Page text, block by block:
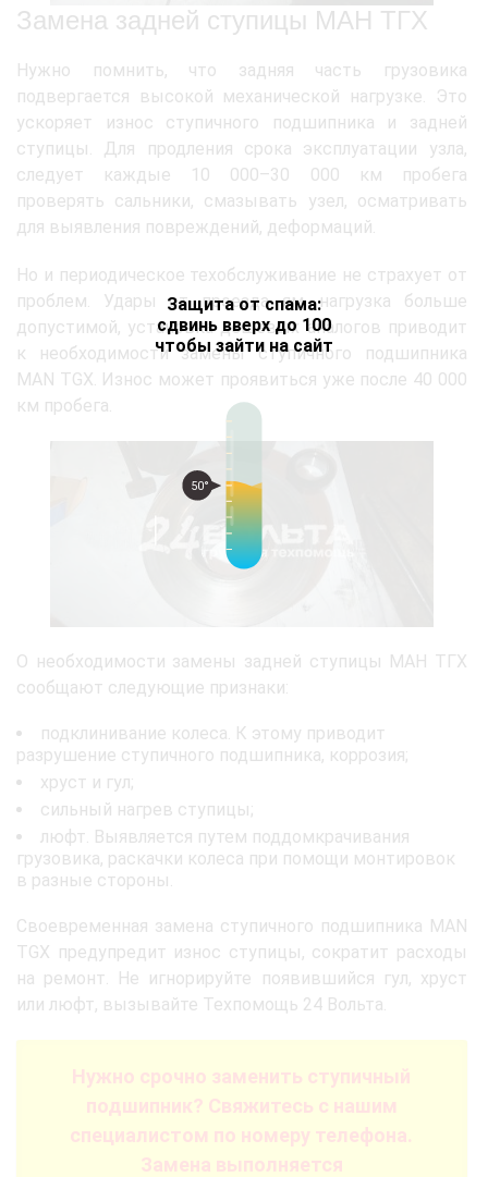
Защита от спама:
сдвинь вверх до 100
чтобы зайти на сайт
50°
Замена задней ступицы МАН ТГХ
Нужно помнить, что задняя часть грузовика
подвергается высокой механической нагрузке. Это
ускоряет износ ступичного подшипника и задней
ступицы. Для продления срока эксплуатации узла,
следует каждые 10 000–30 000 км пробега
проверять сальники, смазывать узел, осматривать
для выявления повреждений, деформаций.
Но и периодическое техобслуживание не страхует от
проблем. Удары от проезда ям, нагрузка больше
допустимой, установка дешевых аналогов приводит
к необходимости замены ступичного подшипника
MAN TGX. Износ может проявиться уже после 40 000
км пробега.
О необходимости замены задней ступицы МАН ТГХ
сообщают следующие признаки:
подклинивание колеса. К этому приводит
разрушение ступичного подшипника, коррозия;
хруст и гул;
сильный нагрев ступицы;
люфт. Выявляется путем поддомкрачивания
грузовика, раскачки колеса при помощи монтировок
в разные стороны.
Своевременная замена ступичного подшипника MAN
TGX предупредит износ ступицы, сократит расходы
на ремонт. Не игнорируйте появившийся гул, хруст
или люфт, вызывайте Техпомощь 24 Вольта.
Нужно срочно заменить ступичный
подшипник? Свяжитесь с нашим
специалистом по номеру телефона.
Замена выполняется